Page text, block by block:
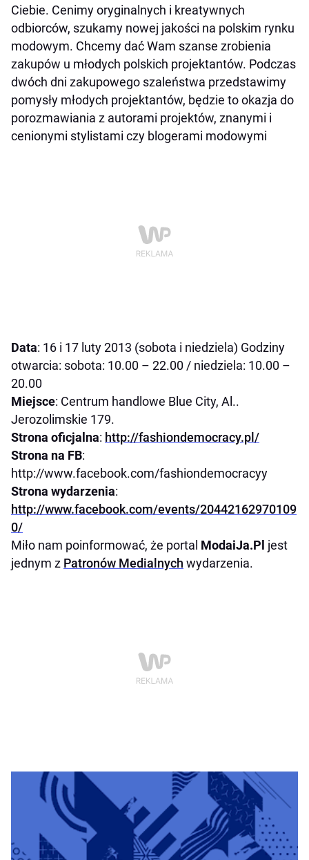
Ciebie. Cenimy oryginalnych i kreatywnych
odbiorców, szukamy nowej jakości na polskim rynku
modowym. Chcemy dać Wam szanse zrobienia
zakupów u młodych polskich projektantów. Podczas
dwóch dni zakupowego szaleństwa przedstawimy
pomysły młodych projektantów, będzie to okazja do
porozmawiania z autorami projektów, znanymi i
cenionymi stylistami czy blogerami modowymi
Data: 16 i 17 luty 2013 (sobota i niedziela) Godziny
otwarcia: sobota: 10.00 – 22.00 / niedziela: 10.00 –
20.00
Miejsce: Centrum handlowe Blue City, Al..
Jerozolimskie 179.
Strona oficjalna: http://fashiondemocracy.pl/
Strona na FB:
http://www.facebook.com/fashiondemocracyy
Strona wydarzenia:
http://www.facebook.com/events/20442162970109
0/
Miło nam poinformować, że portal ModaiJa.Pl jest
jednym z Patronów Medialnych wydarzenia.